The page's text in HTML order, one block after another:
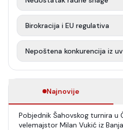
Birokracija i EU regulativa
Nepoštena konkurencija iz
Najnovije
Pobjednik Šahovskog turnira u
velemajstor Milan Vukić iz